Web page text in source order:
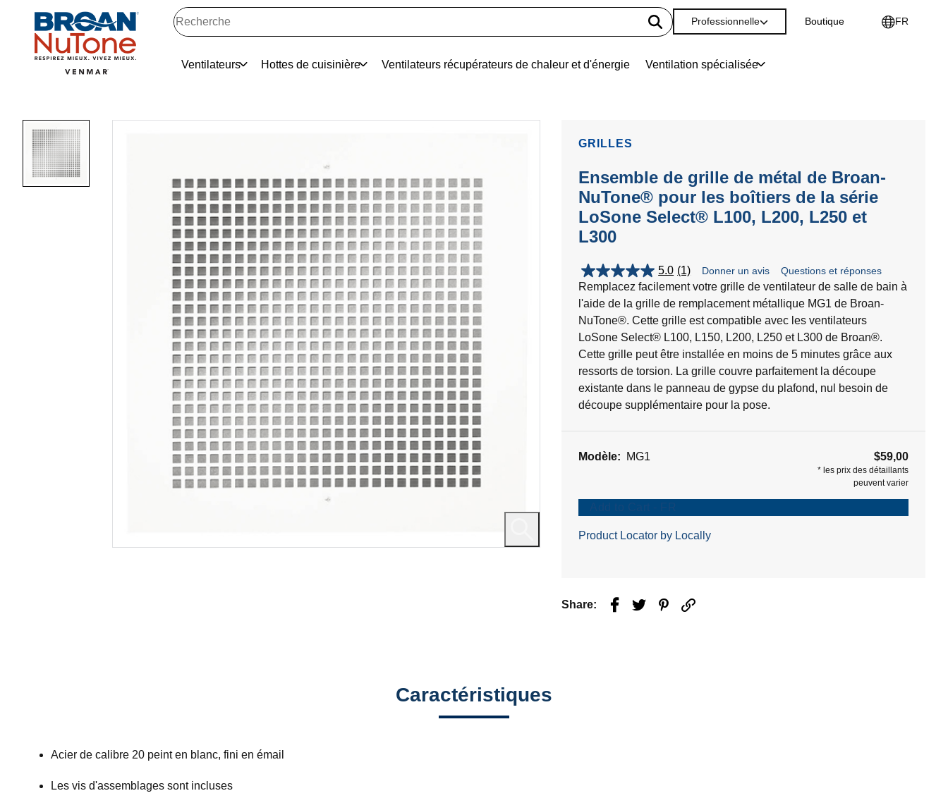
Ventilateurs Hottes de cuisinière Ventilateurs récupérateurs de chaleur et d'énergie Ventilation spécialisée
Professionnelle Boutique FR
GRILLES
Ensemble de grille de métal de Broan-
NuTone® pour les boîtiers de la série
LoSone Select® L100, L200, L250 et
L300
5.0 (1)
5.0
étoile(s)
sur
5.
évaluation
Donner un avis Questions et réponses
Remplacez facilement votre grille de ventilateur de salle de bain à
l'aide de la grille de remplacement métallique MG1 de Broan-
NuTone®. Cette grille est compatible avec les ventilateurs
LoSone Select® L100, L150, L200, L250 et L300 de Broan®.
Cette grille peut être installée en moins de 5 minutes grâce aux
ressorts de torsion. La grille couvre parfaitement la découpe
existante dans le panneau de gypse du plafond, nul besoin de
découpe supplémentaire pour la pose.
Modèle: MG1 $59,00
*les prix des détaillants
peuvent varier
Product Locator by Locally
Share: Facebook
TwitterPinterest
Email
Caractéristiques
Acier de calibre 20 peint en blanc, fini en émail
Les vis d'assemblages sont incluses